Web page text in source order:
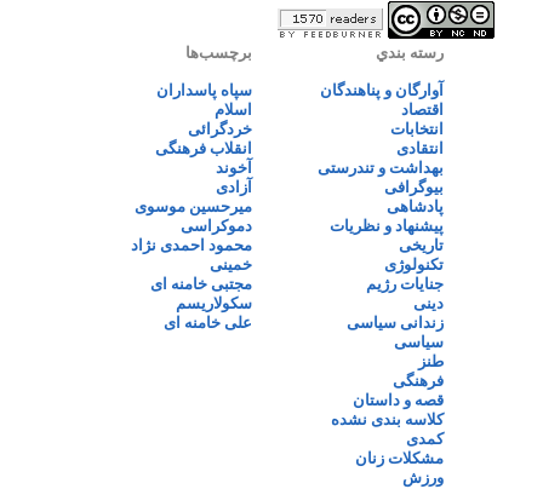
رسته بندي
آوارگان و پناهندگان
اقتصاد
انتخابات
انتقادی
بهداشت و تندرستی
بیوگرافی
پادشاهی
پیشنهاد و نظریات
تاریخی
تکنولوژی
جنایات رژیم
دینی
زندانی سیاسی
سیاسی
طنز
فرهنگی
قصه و داستان
کلاسه بندی نشده
کمدی
مشکلات زنان
ورزش
برچسب‌ها
سپاه پاسداران
اسلام
خردگرائی
انقلاب فرهنگی
آخوند
آزادی
میرحسین موسوی
دموکراسی
محمود احمدی نژاد
خمینی
مجتبی خامنه ای
سکولاریسم
علی خامنه ای